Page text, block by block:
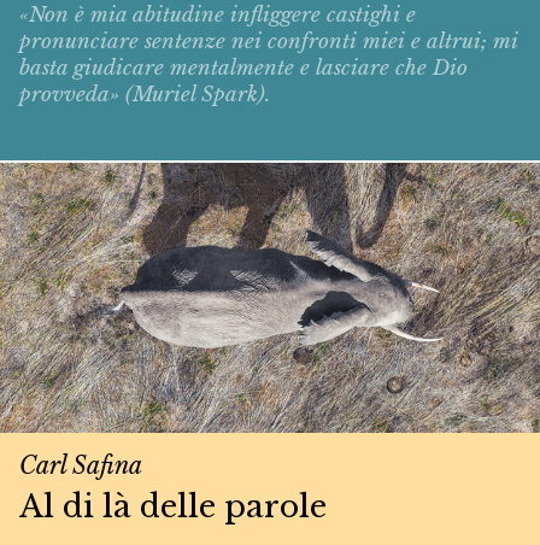
«Non è mia abitudine infliggere castighi e
pronunciare sentenze nei confronti miei e altrui; mi
basta giudicare mentalmente e lasciare che Dio
provveda» (Muriel Spark).
Carl Safina
Al di là delle parole